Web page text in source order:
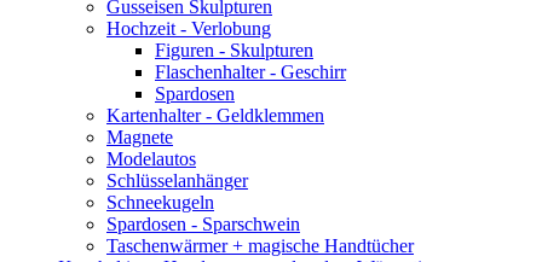
Gusseisen Skulpturen
Hochzeit - Verlobung
Figuren - Skulpturen
Flaschenhalter - Geschirr
Spardosen
Kartenhalter - Geldklemmen
Magnete
Modelautos
Schlüsselanhänger
Schneekugeln
Spardosen - Sparschwein
Taschenwärmer + magische Handtücher